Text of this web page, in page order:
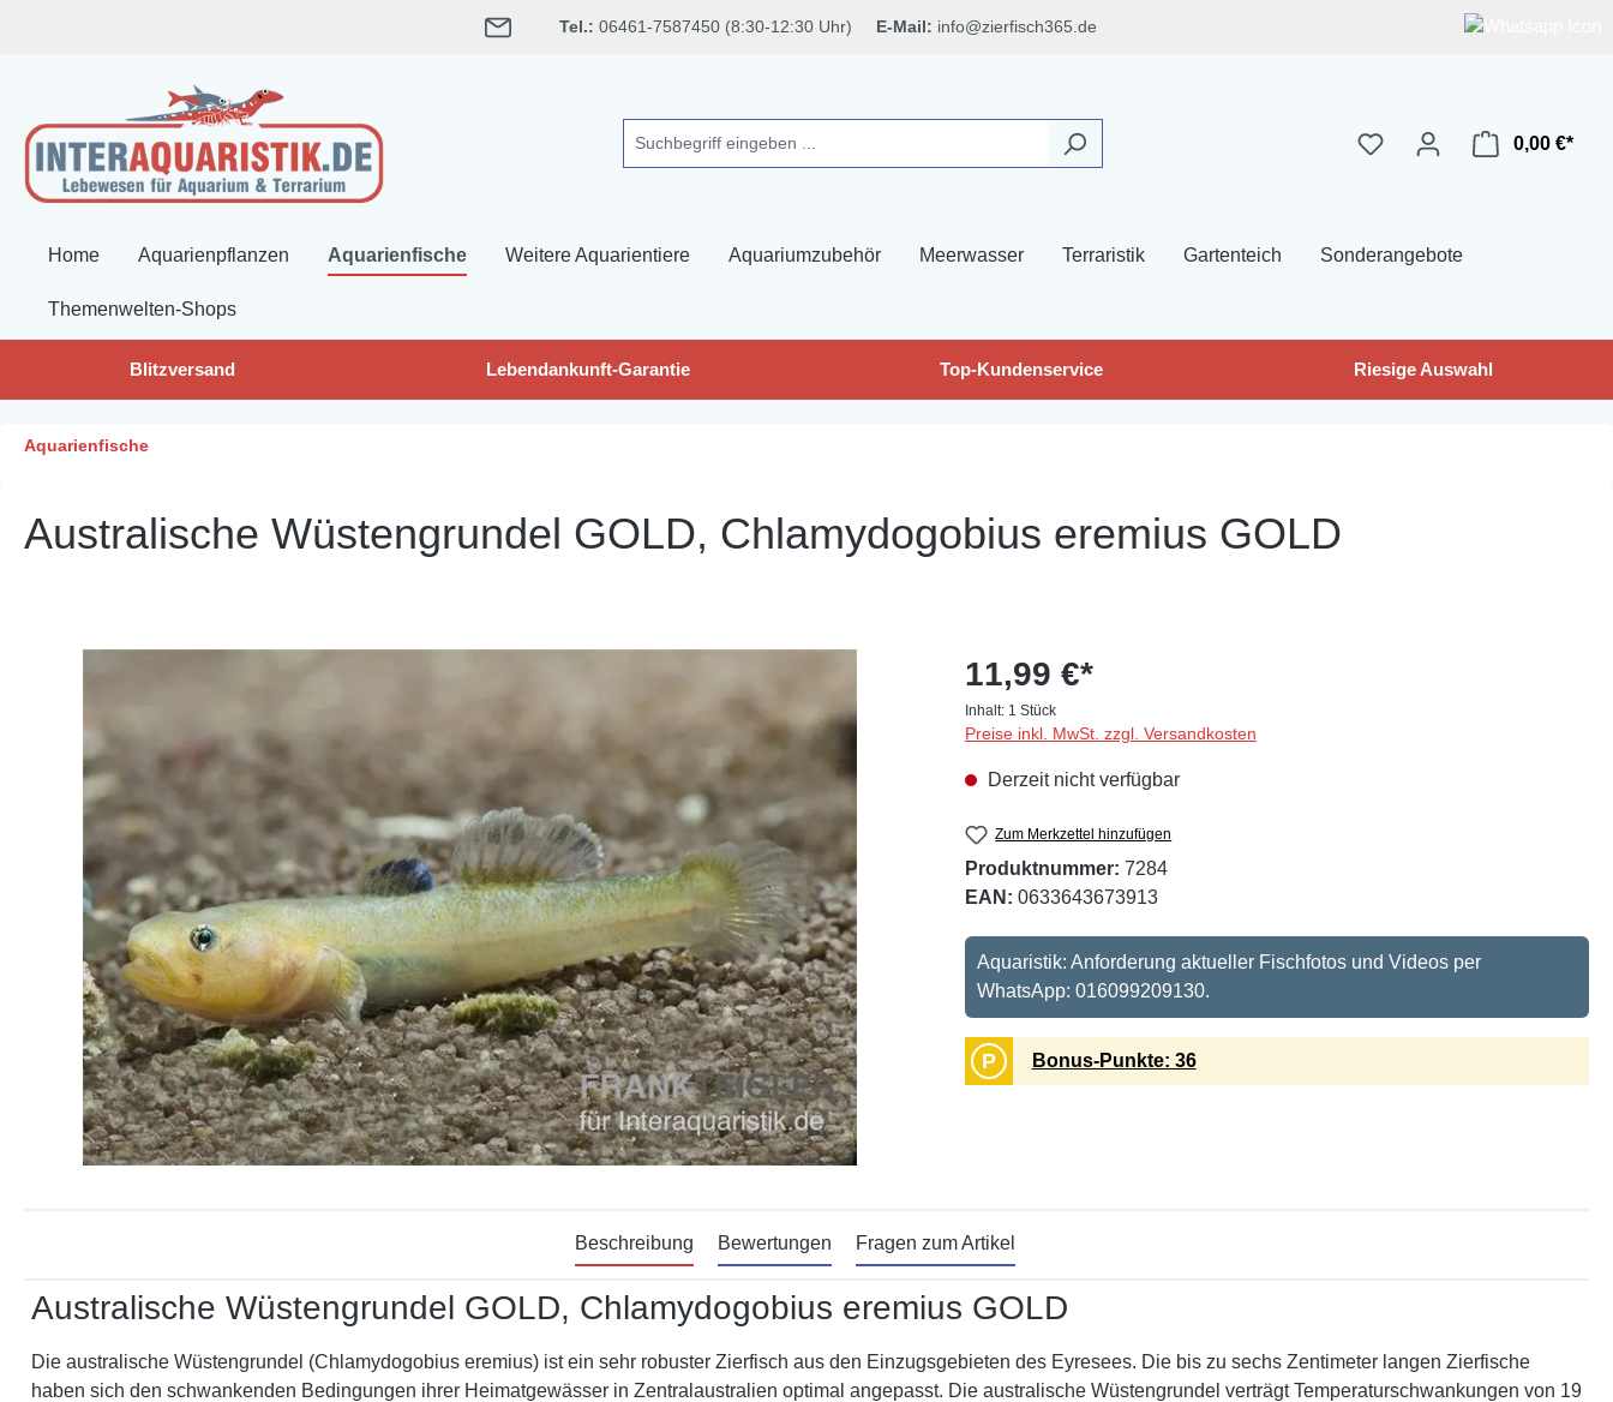
Tel.: 06461-7587450 (8:30-12:30 Uhr) E-Mail: info@zierfisch365.de
0,00 €*
Home Aquarienpflanzen Aquarienfische Weitere Aquarientiere Aquariumzubehör Meerwasser Terraristik Gartenteich Sonderangebote
Themenwelten-Shops
Blitzversand Lebendankunft-Garantie Top-Kundenservice Riesige Auswahl
Aquarienfische
Australische Wüstengrundel GOLD, Chlamydogobius eremius GOLD
11,99 €*
Inhalt: 1 Stück
Preise inkl. MwSt. zzgl. Versandkosten
Derzeit nicht verfügbar
Zum Merkzettel hinzufügen
Produktnummer: 7284
EAN: 0633643673913
Aquaristik: Anforderung aktueller Fischfotos und Videos per
WhatsApp: 016099209130.
P Bonus-Punkte: 36
Beschreibung Bewertungen Fragen zum Artikel
Australische Wüstengrundel GOLD, Chlamydogobius eremius GOLD
Die australische Wüstengrundel (Chlamydogobius eremius) ist ein sehr robuster Zierfisch aus den Einzugsgebieten des Eyresees. Die bis zu sechs Zentimeter langen Zierfische
haben sich den schwankenden Bedingungen ihrer Heimatgewässer in Zentralaustralien optimal angepasst. Die australische Wüstengrundel verträgt Temperaturschwankungen von 19